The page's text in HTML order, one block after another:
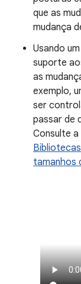
que as
mudança
Usando
suporte
as
exemplo,
ser
passar de
Consulte
tamanhos